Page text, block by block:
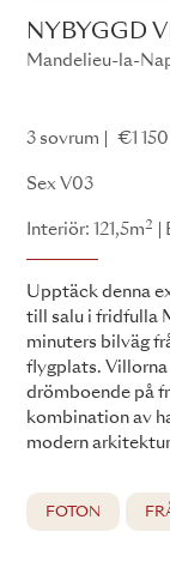
NYBYGGD
Mandelieu-la-
3 sovrum €1
Sex V03
Interiör: 121,5m2
Upptäck denna
till salu i fridfulla
minuters bilväg
flygplats.
drömboende på
kombination av
modern
FOTON